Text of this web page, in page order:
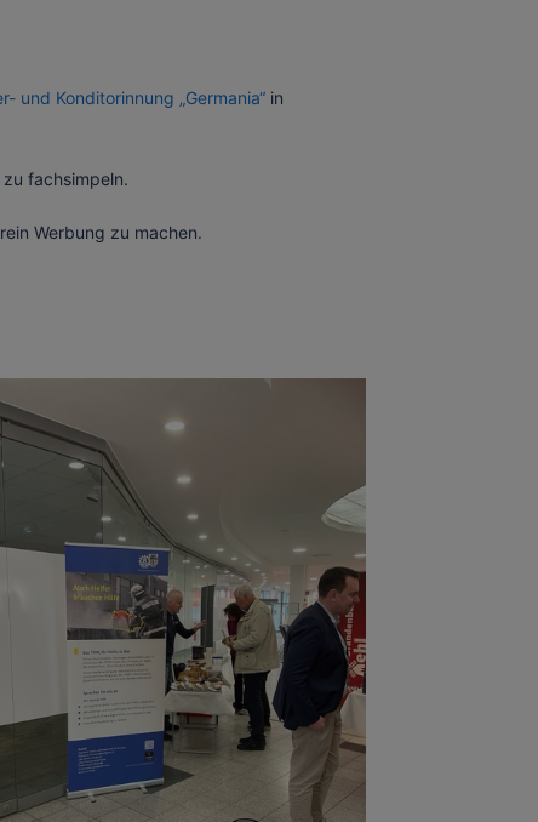
und Konditorinnung „Germania“ in
fachsimpeln.
Werbung zu machen.